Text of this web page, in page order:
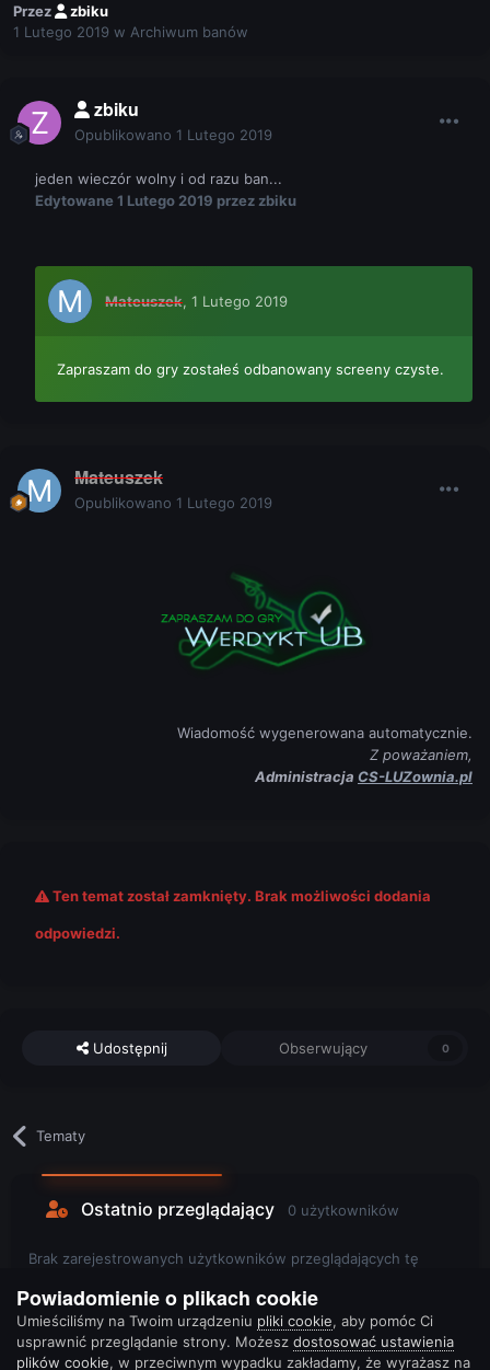
Przez
zbiku
1 Lutego 2019 w Archiwum banów
zbiku
Opublikowano 1 Lutego 2019
jeden wieczór wolny i od razu ban...
Edytowane 1 Lutego 2019 przez zbiku
Mateuszek, 1 Lutego 2019
Zapraszam do gry zostałeś odbanowany screeny czyste.
Mateuszek
Opublikowano 1 Lutego 2019
Wiadomość wygenerowana automatycznie.
Z poważaniem,
Administracja CS-LUZownia.pl
Ten temat został zamknięty. Brak możliwości dodania
odpowiedzi.
Udostępnij Obserwujący 0
Tematy
Ostatnio przeglądający 0 użytkowników
Brak zarejestrowanych użytkowników przeglądających tę
Powiadomienie o plikach cookie
Umieściliśmy na Twoim urządzeniu pliki cookie, aby pomóc Ci
usprawnić przeglądanie strony. Możesz dostosować ustawienia
plików cookie, w przeciwnym wypadku zakładamy, że wyrażasz na